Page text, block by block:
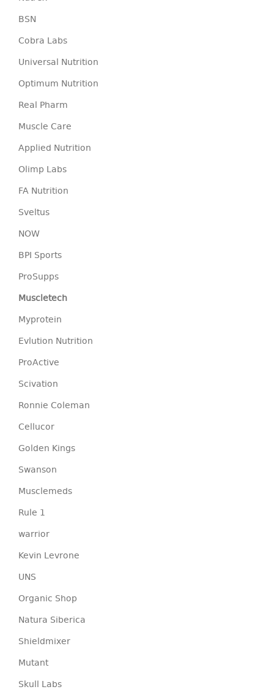
BSN
Cobra Labs
Universal Nutrition
Optimum Nutrition
Real Pharm
Muscle Care
Applied Nutrition
Olimp Labs
FA Nutrition
Sveltus
NOW
BPI Sports
ProSupps
Muscletech
Myprotein
Evlution Nutrition
ProActive
Scivation
Ronnie Coleman
Cellucor
Golden Kings
Swanson
Musclemeds
Rule 1
warrior
Kevin Levrone
UNS
Organic Shop
Natura Siberica
Shieldmixer
Mutant
Skull Labs